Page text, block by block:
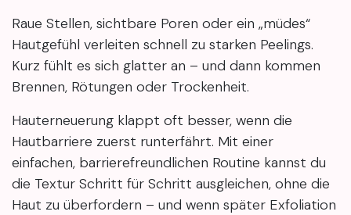
Raue Stellen, sichtbare Poren oder ein „müdes“
Hautgefühl verleiten schnell zu starken Peelings.
Kurz fühlt es sich glatter an – und dann kommen
Brennen, Rötungen oder Trockenheit.
Hauterneuerung klappt oft besser, wenn die
Hautbarriere zuerst runterfährt. Mit einer
einfachen, barrierefreundlichen Routine kannst du
die Textur Schritt für Schritt ausgleichen, ohne die
Haut zu überfordern – und wenn später Exfoliation